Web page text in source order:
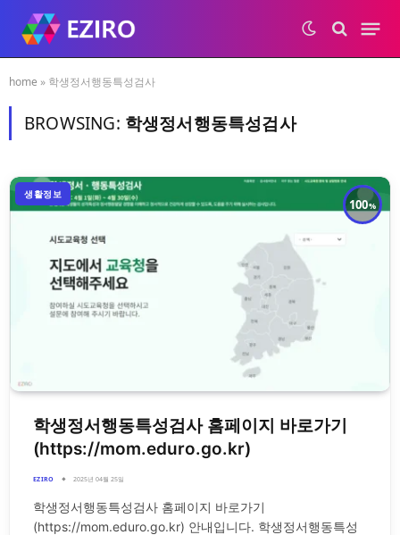
home » 학생정서행동특성검사
BROWSING: 학생정서행동특성검사
100
생활정보
학생정서행동특성검사 홈페이지 바로가기
(https://mom.eduro.go.kr)
EZIRO 2025년 04월 25일
학생정서행동특성검사 홈페이지 바로가기
(https://mom.eduro.go.kr) 안내입니다. 학생정서행동특성